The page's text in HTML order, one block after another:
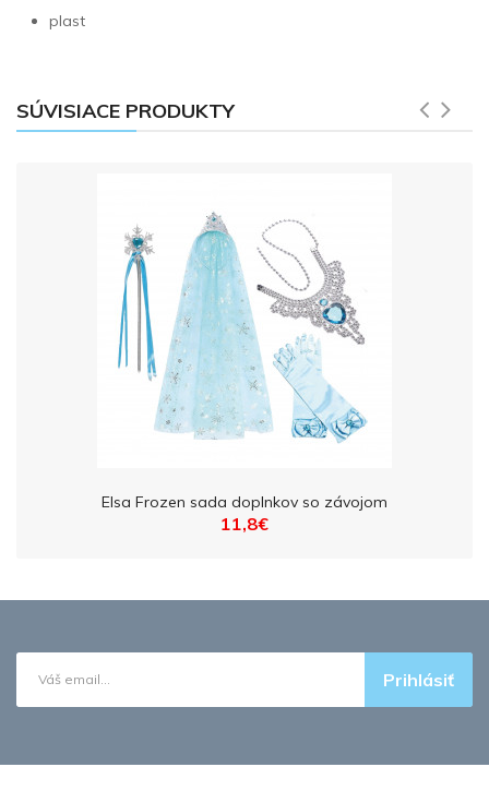
plast
SÚVISIACE PRODUKTY
Elsa Frozen sada doplnkov so závojom
11,8€
Prihlásiť